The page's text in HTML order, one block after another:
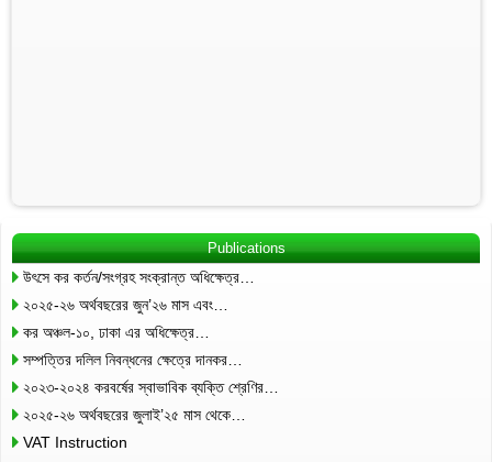
Publications
উৎসে কর কর্তন/সংগ্রহ সংক্রান্ত অধিক্ষেত্র…
২০২৫-২৬ অর্থবছরের জুন’২৬ মাস এবং…
কর অঞ্চল-১০, ঢাকা এর অধিক্ষেত্র…
সম্পত্তির দলিল নিবন্ধনের ক্ষেত্রে দানকর…
২০২৩-২০২৪ করবর্ষের স্বাভাবিক ব্যক্তি শ্রেণির…
২০২৫-২৬ অর্থবছরের জুলাই’২৫ মাস থেকে…
VAT Instruction